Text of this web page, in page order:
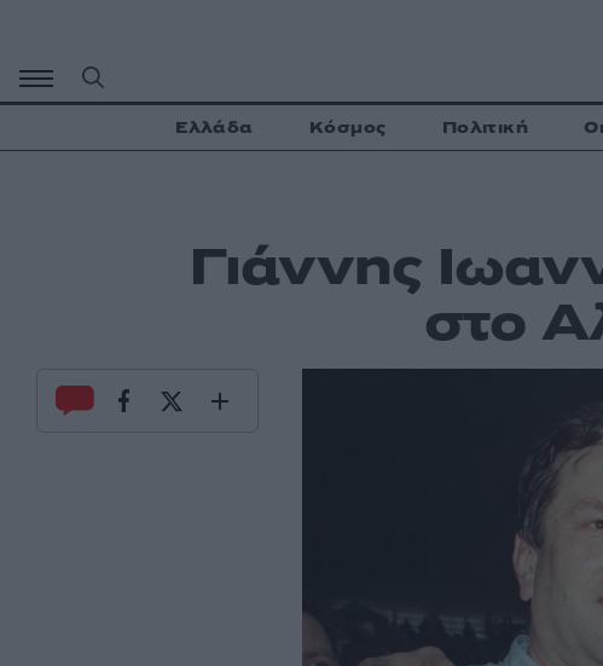
περιεχόμενο
Ελλάδα Κόσμος Πολιτική
Γιάννης
στο